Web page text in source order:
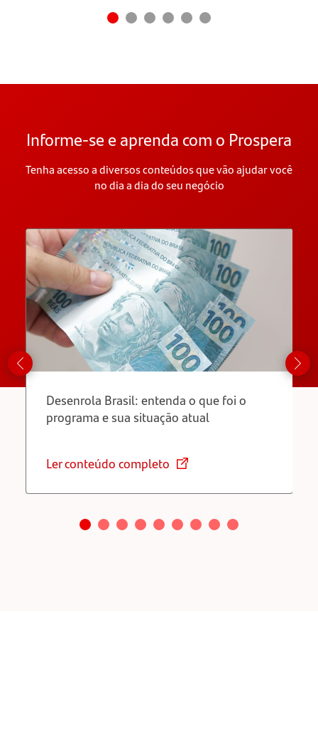
Informe-se e aprenda com o Prospera
Tenha acesso a diversos conteúdos que vão ajudar você
no dia a dia do seu negócio
Desenrola Brasil: entenda o que foi o
programa e sua situação atual
Ler conteúdo completo